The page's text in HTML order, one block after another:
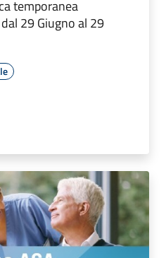
temporanea
29 Giugno al 29